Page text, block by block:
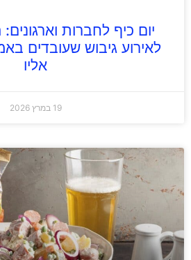
יום כיף לחברות
לאירוע גיבוש שעובדים
אליו
19 במרץ 2026